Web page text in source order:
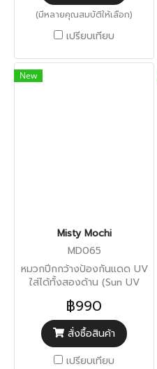
(มีหลายคุณสมบัติให้เลือก)
เปรียบเทียบ
New
Misty Mochi
MD065
หมวกปีกกว้างป้องกันแดด UV
ใส่ได้ทั้งสองด้าน (Sun UV
Protection)
฿990
สั่งซื้อสินค้า
เปรียบเทียบ